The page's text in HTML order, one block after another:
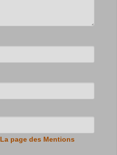
La page des Mentions